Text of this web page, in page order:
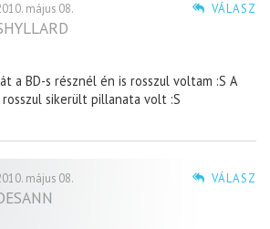
VÁLASZ
május 08.
a BD-s résznél én is rosszul voltam :S A
sikerült pillanata volt :S
VÁLASZ
május 08.